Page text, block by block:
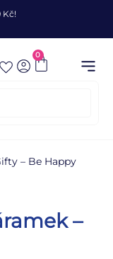
Kč!
0
– Be Happy
–